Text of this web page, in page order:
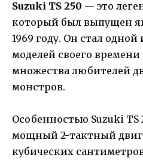
Suzuki TS 250 — это
который был выпущен
1969 году. Он стал
моделей своего
множества любителей
монстров.
Особенностью Suzuki TS
мощный 2-тактный
кубических